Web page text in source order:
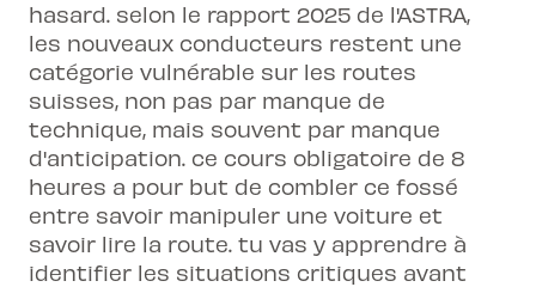
hasard. selon le rapport 2025 de l'ASTRA,
les nouveaux conducteurs restent une
catégorie vulnérable sur les routes
suisses, non pas par manque de
technique, mais souvent par manque
d'anticipation. ce cours obligatoire de 8
heures a pour but de combler ce fossé
entre savoir manipuler une voiture et
savoir lire la route. tu vas y apprendre à
identifier les situations critiques avant